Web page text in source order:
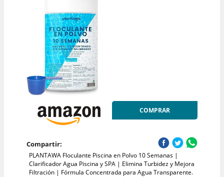
COMPRAR
Compartir:
PLANTAWA Floculante Piscina en Polvo 10 Semanas |
Clarificador Agua Piscina y SPA | Elimina Turbidez y Mejora
Filtración | Fórmula Concentrada para Agua Transparente.